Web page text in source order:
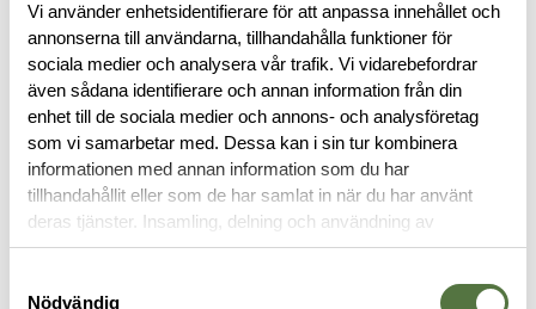
Vi använder enhetsidentifierare för att anpassa innehållet och
annonserna till användarna, tillhandahålla funktioner för
sociala medier och analysera vår trafik. Vi vidarebefordrar
även sådana identifierare och annan information från din
enhet till de sociala medier och annons- och analysföretag
som vi samarbetar med. Dessa kan i sin tur kombinera
informationen med annan information som du har
tillhandahållit eller som de har samlat in när du har använt
deras tjänster. Insamling, delning och användning av
personuppgifter kan användas för personalisering av
Nödvändig
RELATERADE PRODUKTER